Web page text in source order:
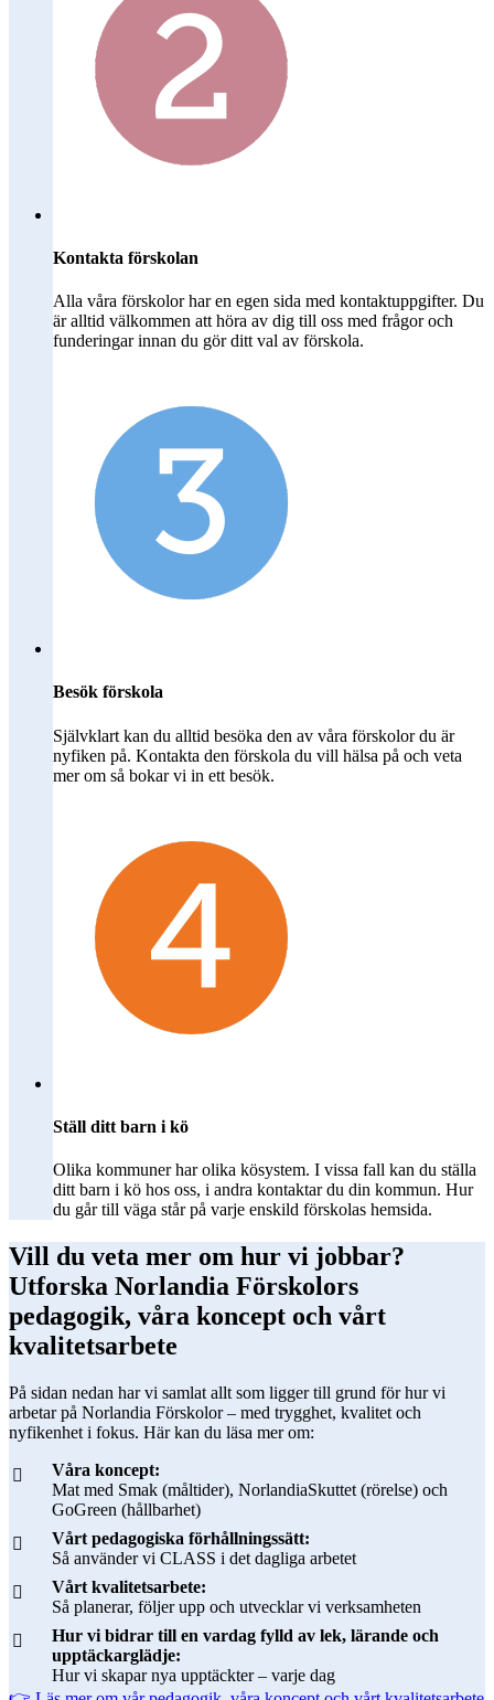
Kontakta förskolan
Alla våra förskolor har en egen sida med kontaktuppgifter. Du
är alltid välkommen att höra av dig till oss med frågor och
funderingar innan du gör ditt val av förskola.
Besök förskola
Självklart kan du alltid besöka den av våra förskolor du är
nyfiken på. Kontakta den förskola du vill hälsa på och veta
mer om så bokar vi in ett besök.
Ställ ditt barn i kö
Olika kommuner har olika kösystem. I vissa fall kan du ställa
ditt barn i kö hos oss, i andra kontaktar du din kommun. Hur
du går till väga står på varje enskild förskolas hemsida.
Vill du veta mer om hur vi jobbar?
Utforska Norlandia Förskolors
pedagogik, våra koncept och vårt
kvalitetsarbete
På sidan nedan har vi samlat allt som ligger till grund för hur vi
arbetar på Norlandia Förskolor – med trygghet, kvalitet och
nyfikenhet i fokus. Här kan du läsa mer om:
Våra koncept:
Mat med Smak (måltider), NorlandiaSkuttet (rörelse) och
GoGreen (hållbarhet)
Vårt pedagogiska förhållningssätt:
Så använder vi CLASS i det dagliga arbetet
Vårt kvalitetsarbete:
Så planerar, följer upp och utvecklar vi verksamheten
Hur vi bidrar till en vardag fylld av lek, lärande och
upptäckarglädje:
Hur vi skapar nya upptäckter – varje dag